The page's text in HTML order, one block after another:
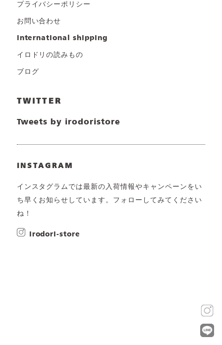
プライバシーポリシー
お問い合わせ
international shipping
イロドリの読みもの
ブログ
TWITTER
Tweets by irodoristore
INSTAGRAM
インスタグラムでは最新の入荷情報やキャンペーンをい
ち早くお知らせしています。フォローしてみてください
ね！
irodori-store